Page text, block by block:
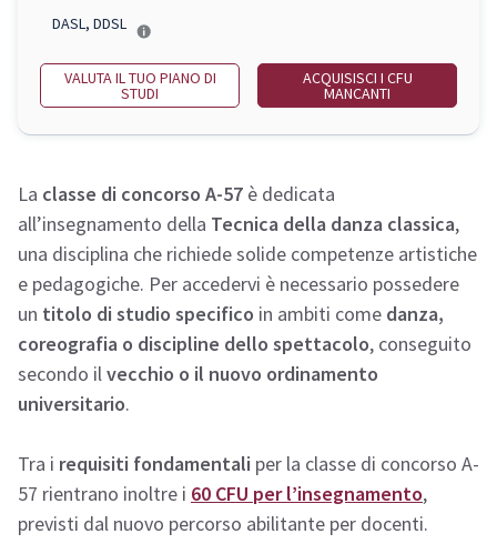
DASL, DDSL
VALUTA IL TUO PIANO DI
STUDI
ACQUISISCI I CFU
MANCANTI
La classe di concorso A-57 è dedicata
all’insegnamento della Tecnica della danza classica,
una disciplina che richiede solide competenze artistiche
e pedagogiche. Per accedervi è necessario possedere
un titolo di studio specifico in ambiti come danza,
coreografia o discipline dello spettacolo, conseguito
secondo ilvecchio o il nuovo ordinamento
universitario.
Tra i requisiti fondamentali per la classe di concorso A-
57 rientrano inoltre i 60 CFU per l’insegnamento,
previsti dal nuovo percorso abilitante per docenti.